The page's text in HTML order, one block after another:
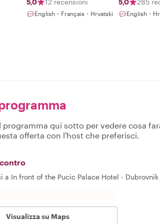
English・Français・Hrvatski English・
programma qui sotto per vedere cosa
offerta con l'host che preferisci.
a In front of the Pucic Palace Hotel -
Visualizza su Maps